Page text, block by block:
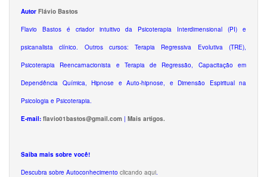
Autor Flávio Bastos
Flavio Bastos é criador intuitivo da Psicoterapia Interdimensional (PI) e
psicanalista clínico. Outros cursos: Terapia Regressiva Evolutiva (TRE),
Psicoterapia Reencarnacionista e Terapia de Regressão, Capacitação em
Dependência Química, Hipnose e Auto-hipnose, e Dimensão Espiritual na
Psicologia e Psicoterapia.
E-mail: flavio01bastos@gmail.com | Mais artigos.
Saiba mais sobre você!
Descubra sobre Autoconhecimento clicando aqui.